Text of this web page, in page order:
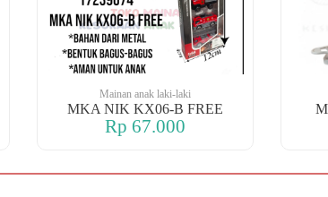
Mainan anak laki-laki
MKA NIK KX06-B FREE
Rp 67.000